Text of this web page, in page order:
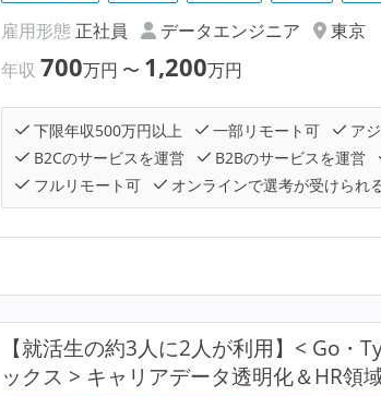
雇用形態 正社員 データエンジニア
東京
年収700万円 〜 1,200万円
下限年収500万円以上 一部リモート可 ア
B2Cのサービスを運営
B2Bのサービスを運営
フルリモート可
オンラインで選考が受けられ
【就活生の約3人に2人が利用】< Go
ックス > キャリアデータ透明化＆HR領